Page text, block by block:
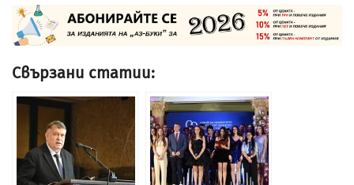
Свързани статии: